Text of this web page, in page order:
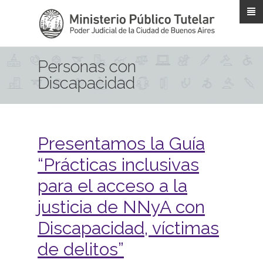
Personas con
Discapacidad
Presentamos la Guía
“Prácticas inclusivas
para el acceso a la
justicia de NNyA con
Discapacidad, víctimas
de delitos”